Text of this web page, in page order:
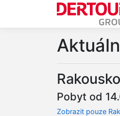
Rakousko
Pobyt od
Zobrazit pouze